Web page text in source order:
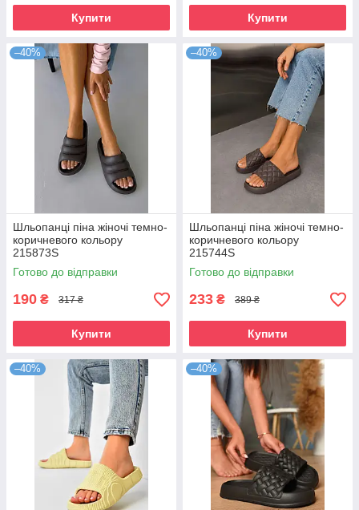
Купити Купити
–40%
Шльопанці піна жіночі темно-
коричневого кольору
215873S
Готово до відправки
190 ₴ 317 ₴
Купити
–40%
Шльопанці піна жіночі темно-
коричневого кольору
215744S
Готово до відправки
233 ₴ 389 ₴
Купити
–40% –40%